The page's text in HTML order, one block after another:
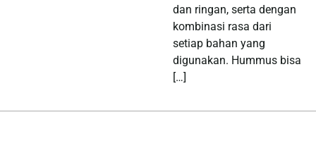
dan ringan, serta dengan
kombinasi rasa dari
setiap bahan yang
digunakan. Hummus bisa
[…]